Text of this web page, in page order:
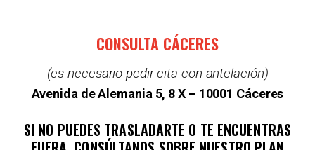
CONSULTA CÁCERES
(es necesario pedir cita con antelación)
Avenida de Alemania 5, 8 X – 10001 Cáceres
SI NO PUEDES TRASLADARTE O TE ENCUENTRAS